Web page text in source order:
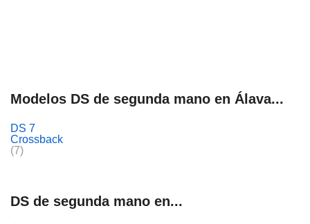
Modelos DS de segunda mano en Álava...
DS 7
Crossback
(7)
DS de segunda mano en...